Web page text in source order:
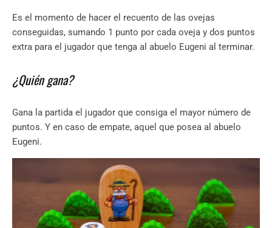
Es el momento de hacer el recuento de las ovejas
conseguidas, sumando 1 punto por cada oveja y dos puntos
extra para el jugador que tenga al abuelo Eugeni al terminar.
¿Quién gana?
Gana la partida el jugador que consiga el mayor número de
puntos. Y en caso de empate, aquel que posea al abuelo
Eugeni.